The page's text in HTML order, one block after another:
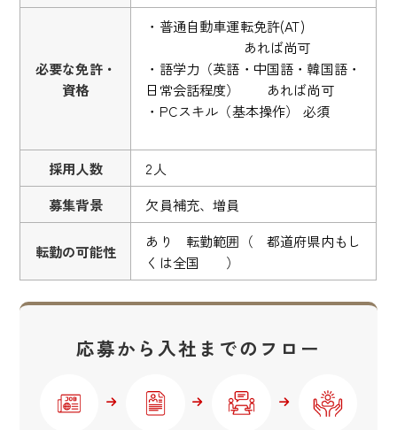
必要な免許・
資格
・普通自動車運転免許(AT)
あれば尚可
・語学力（英語・中国語・韓国語・
日常会話程度） あれば尚可
・PCスキル（基本操作） 必須
採用人数
2人
募集背景
欠員補充、増員
転勤の可能性
あり 転勤範囲（ 都道府県内もし
くは全国 ）
応募から入社までのフロー